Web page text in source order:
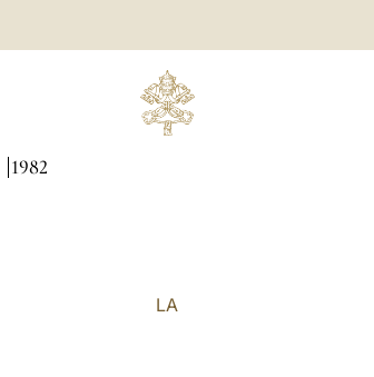
1982
LA